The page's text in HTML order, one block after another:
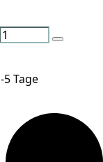
Tage